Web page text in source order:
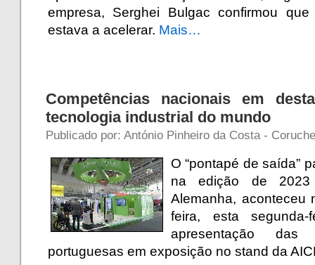
empresa, Serghei Bulgac confirmou
estava a acelerar. Mais…
Competências nacionais em
tecnologia industrial do mundo
Publicado por: António Pinheiro da Costa -
O “pontapé de saída”
na edição de
Alemanha, aconteceu
feira, esta
apresentação
portuguesas em exposição no stand da